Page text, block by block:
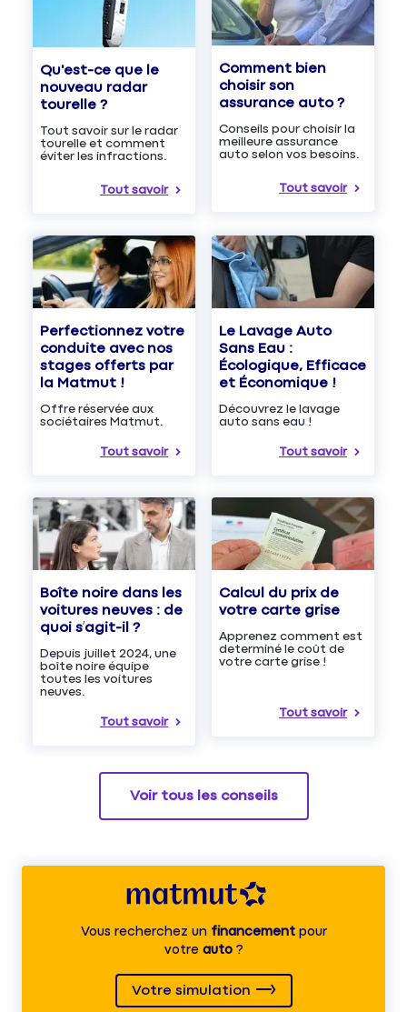
Qu'est-ce que le
nouveau radar
tourelle ?
Tout savoir sur le radar
tourelle et comment
éviter les infractions.
Tout savoir
Comment bien
choisir son
assurance auto ?
Conseils pour choisir la
meilleure assurance
auto selon vos besoins.
Tout savoir
Perfectionnez votre
conduite avec nos
stages offerts par
la Matmut !
Offre réservée aux
sociétaires Matmut.
Tout savoir
Le Lavage Auto
Sans Eau :
Écologique, Efficace
et Économique !
Découvrez le lavage
auto sans eau !
Tout savoir
Boîte noire dans les
voitures neuves : de
quoi s’agit-il ?
Depuis juillet 2024, une
boîte noire équipe
toutes les voitures
neuves.
Tout savoir
Calcul du prix de
votre carte grise
Apprenez comment est
determiné le coût de
votre carte grise !
Tout savoir
Voir tous les conseils
Vous recherchez unfinancementpour
votre auto?
Votre simulation